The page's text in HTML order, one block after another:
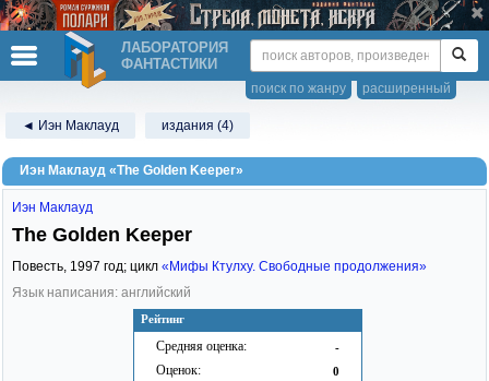
ЛАБОРАТОРИЯ
ФАНТАСТИКИ
расширенный
поиск по жанру
◄ Иэн Маклауд издания (4)
Иэн Маклауд «The Golden Keeper»
Рейтинг
Средняя оценка: -
Оценок: 0
Иэн Маклауд
The Golden Keeper
Повесть, 1997 год; цикл «Мифы Ктулху. Свободные продолжения»
Язык написания: английский